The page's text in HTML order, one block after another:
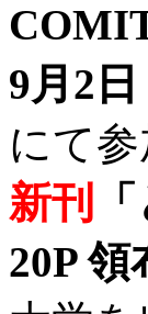
9月2
にて参
新刊
20P 領